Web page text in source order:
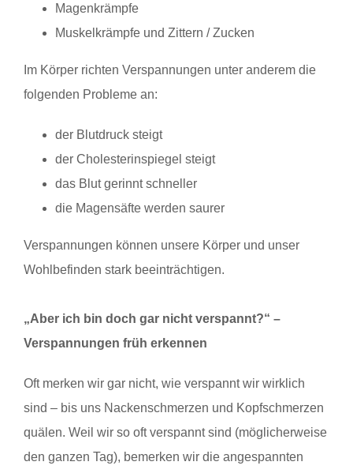
Magenkrämpfe
Muskelkrämpfe und Zittern / Zucken
Im Körper richten Verspannungen unter anderem die
folgenden Probleme an:
der Blutdruck steigt
der Cholesterinspiegel steigt
das Blut gerinnt schneller
die Magensäfte werden saurer
Verspannungen können unsere Körper und unser
Wohlbefinden stark beeinträchtigen.
„Aber ich bin doch gar nicht verspannt?“ –
Verspannungen früh erkennen
Oft merken wir gar nicht, wie verspannt wir wirklich
sind – bis uns Nackenschmerzen und Kopfschmerzen
quälen. Weil wir so oft verspannt sind (möglicherweise
den ganzen Tag), bemerken wir die angespannten